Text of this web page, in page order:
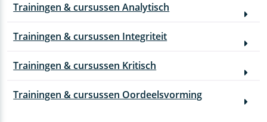
Trainingen & cursussen Analytisch
Trainingen & cursussen Integriteit
Trainingen & cursussen Kritisch
Trainingen & cursussen Oordeelsvorming